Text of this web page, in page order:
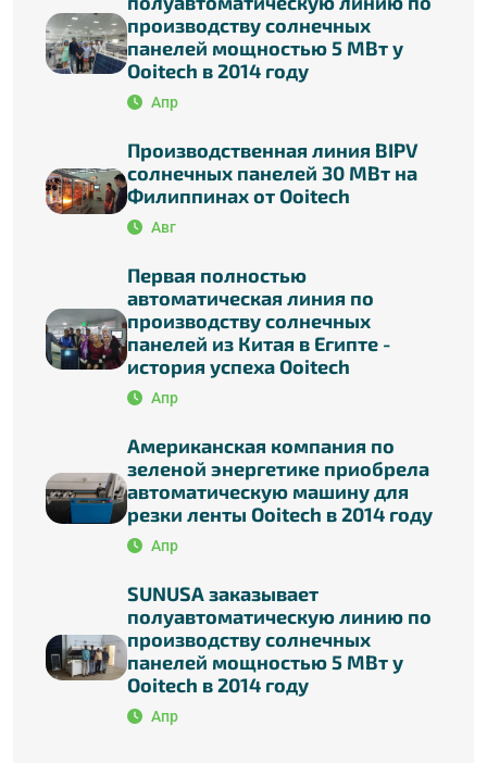
производству солнечных
панелей мощностью 5 МВт у
Ooitech в 2014 году
Апр
Производственная линия BIPV
солнечных панелей 30 МВт на
Филиппинах от Ooitech
Авг
Первая полностью
автоматическая линия по
производству солнечных
панелей из Китая в Египте -
история успеха Ooitech
Апр
Американская компания по
зеленой энергетике приобрела
автоматическую машину для
резки ленты Ooitech в 2014 году
Апр
SUNUSA заказывает
полуавтоматическую линию по
производству солнечных
панелей мощностью 5 МВт у
Ooitech в 2014 году
Апр